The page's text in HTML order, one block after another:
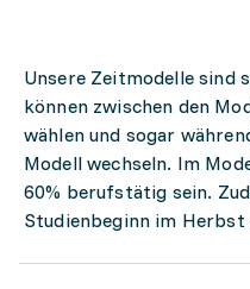
Unsere Zeitmodelle sind
können zwischen den
wählen und sogar
Modell wechseln. Im
60% berufstätig sein.
Studienbeginn im Herbst